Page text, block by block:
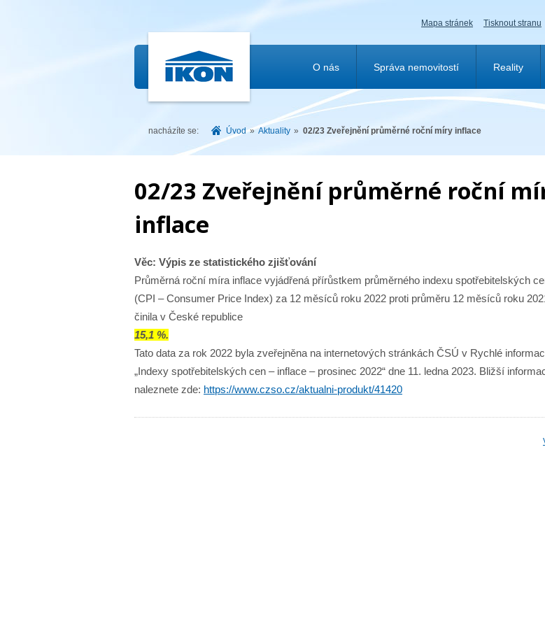
Mapa stránek Tisknout stranu
IKON.CZ O nás Správa nemovitostí Reality
nacházíte se: Úvod » Aktuality » 02/23 Zveřejnění průměrné roční míry inflace
02/23 Zveřejnění průměrné roční
inflace
Věc: Výpis ze statistického zjišťování
Průměrná roční míra inflace vyjádřená přírůstkem průměrného indexu spotřebitelských
(CPI – Consumer Price Index) za 12 měsíců roku 2022 proti průměru 12 měsíců roku
činila v České republice
15,1 %.
Tato data za rok 2022 byla zveřejněna na internetových stránkách ČSÚ v Rychlé
„Indexy spotřebitelských cen – inflace – prosinec 2022“ dne 11. ledna 2023. Bližší
naleznete zde: https://www.czso.cz/aktualni-produkt/41420